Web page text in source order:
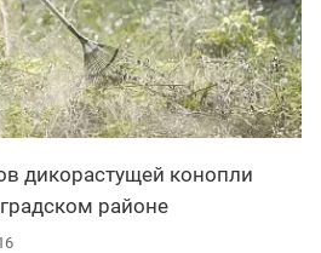
дикорастущей конопли
районе